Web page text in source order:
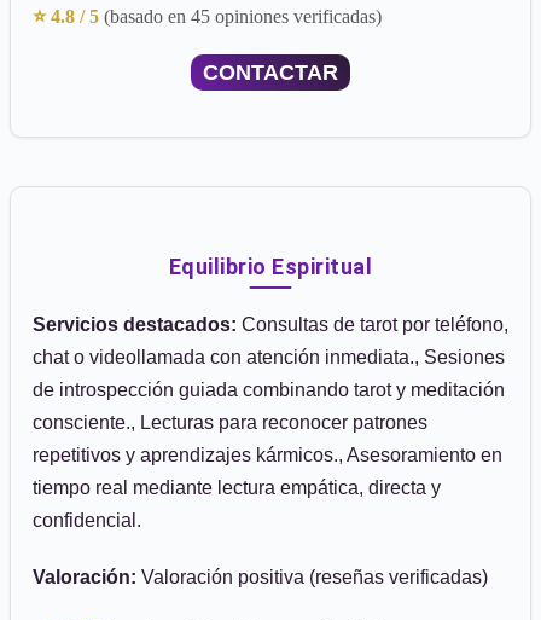
⭐ 4.8 / 5 (basado en 45 opiniones verificadas)
CONTACTAR
Equilibrio Espiritual
Servicios destacados: Consultas de tarot por teléfono,
chat o videollamada con atención inmediata., Sesiones
de introspección guiada combinando tarot y meditación
consciente., Lecturas para reconocer patrones
repetitivos y aprendizajes kármicos., Asesoramiento en
tiempo real mediante lectura empática, directa y
confidencial.
Valoración: Valoración positiva (reseñas verificadas)